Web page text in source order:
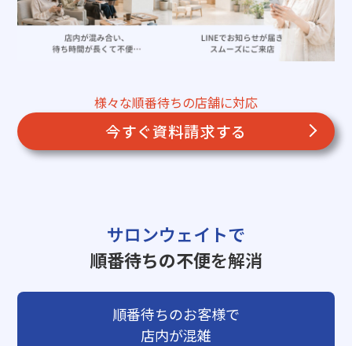
様々な順番待ちの店舗に対応
今すぐ資料請求する
サロンウェイトで
順番待ちの不便を解消
順番待ちのお客様で
店内が混雑